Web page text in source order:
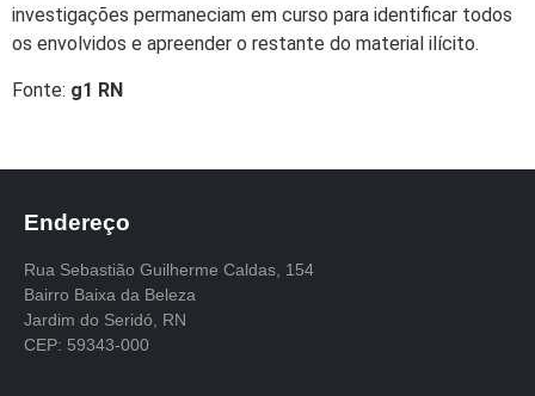
investigações permaneciam em curso para identificar todos
os envolvidos e apreender o restante do material ilícito.
Fonte: g1 RN
Endereço
Rua Sebastião Guilherme Caldas, 154
Bairro Baixa da Beleza
Jardim do Seridó, RN
CEP: 59343-000